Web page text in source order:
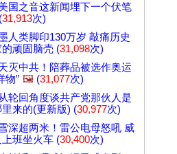
国之音这新闻埋下一个伏笔
(31,913次)
人类脚印130万岁 敲痛历史
的顽固脑壳 (31,098次)
灭中共！陪葬品被选作奥运
物” 🖼️ (31,077次)
轮回角度谈共产党那伙人是
里来的(更新版) (30,977次)
深超两米！雷公电母怒吼 威
上班坐火车 (30,400次)